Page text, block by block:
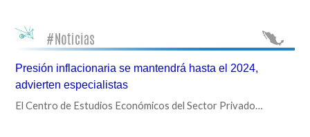
Presión inflacionaria se mantendrá hasta el 2024,
advierten especialistas
El Centro de Estudios Económicos del Sector Privado…